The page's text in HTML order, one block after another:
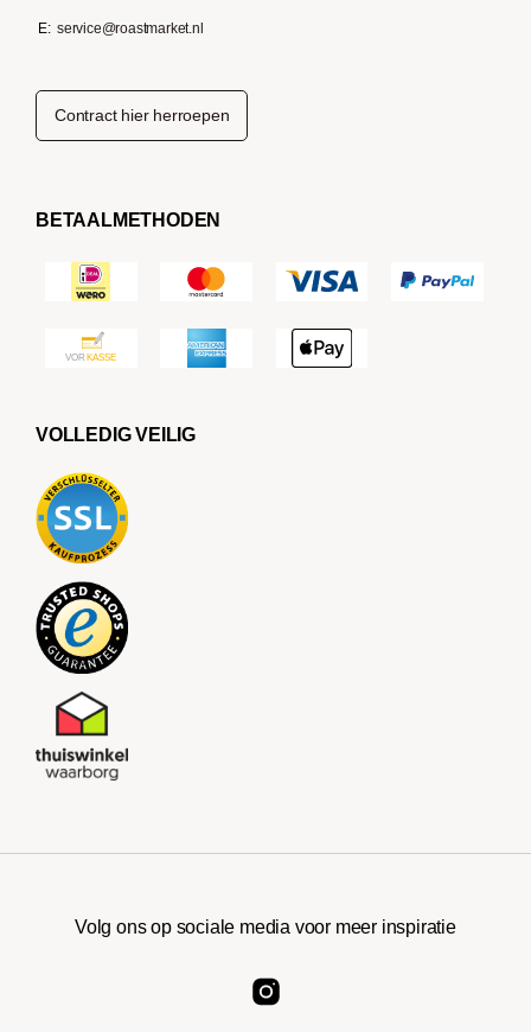
E: service@roastmarket.nl
Contract hier herroepen
BETAALMETHODEN
VOLLEDIG VEILIG
Volg ons op sociale media voor meer inspiratie